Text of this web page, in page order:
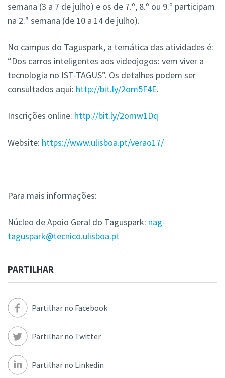
semana (3 a 7 de julho) e os de 7.º, 8.º ou 9.º participam
na 2.ª semana (de 10 a 14 de julho).
No campus do Taguspark, a temática das atividades é:
“Dos carros inteligentes aos videojogos: vem viver a
tecnologia no IST-TAGUS”. Os detalhes podem ser
consultados aqui: http://bit.ly/2om5F4E.
Inscrições online: http://bit.ly/2omw1Dq
Website: https://www.ulisboa.pt/verao17/
Para mais informações:
Núcleo de Apoio Geral do Taguspark: nag-
taguspark@tecnico.ulisboa.pt
PARTILHAR
Partilhar no Facebook
Partilhar no Twitter
Partilhar no Linkedin